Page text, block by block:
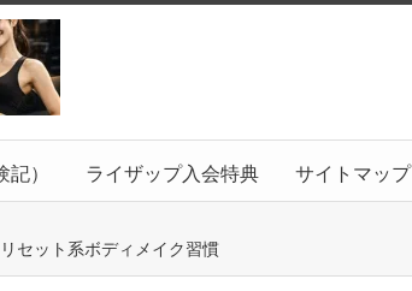
） ライザップ入会特典 サイトマップ
セット系ボディメイク習慣